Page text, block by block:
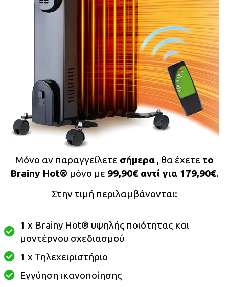
Μόνο αν παραγγείλετε σήμερα , θα έχετε το
Brainy Hot®️ μόνο με 99,90€ αντί για 179,90€.
Στην τιμή περιλαμβάνονται:
1 x Brainy Hot® υψηλής ποιότητας και
μοντέρνου σχεδιασμού
1 x Τηλεχειριστήριο
Εγγύηση ικανοποίησης